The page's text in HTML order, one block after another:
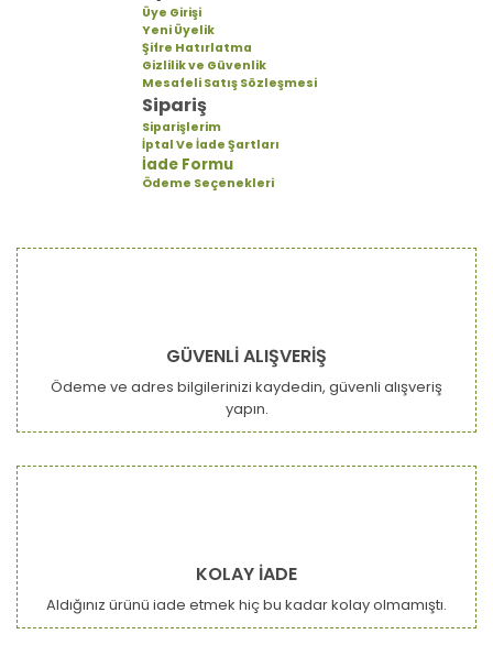
Üye Girişi
Yeni Üyelik
Şifre Hatırlatma
Gizlilik ve Güvenlik
Mesafeli Satış Sözleşmesi
Sipariş
Siparişlerim
İptal Ve İade Şartları
İade Formu
Ödeme Seçenekleri
GÜVENLİ ALIŞVERİŞ
Ödeme ve adres bilgilerinizi kaydedin, güvenli alışveriş
yapın.
KOLAY İADE
Aldığınız ürünü iade etmek hiç bu kadar kolay olmamıştı.